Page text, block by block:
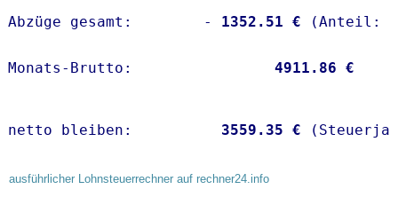
Abzüge gesamt:        -
1352.51 €
Monats-Brutto: 4911.86 €
netto bleiben: 3559.35 €
ausführlicher Lohnsteuerrechner auf rechner24.info